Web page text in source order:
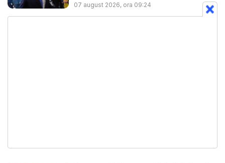
07 august 2026, ora 09:24